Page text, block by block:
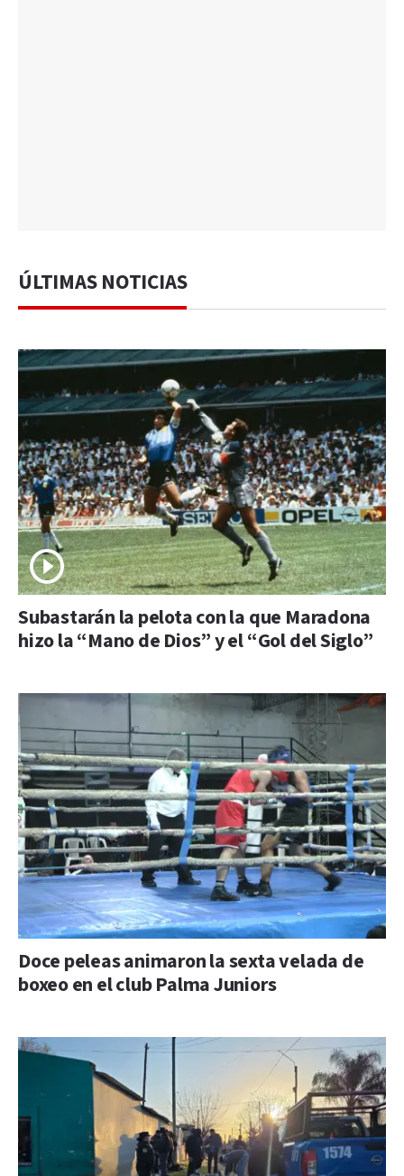
ÚLTIMAS NOTICIAS
Subastarán la pelota con la que Maradona
hizo la “Mano de Dios” y el “Gol del Siglo”
Doce peleas animaron la sexta velada de
boxeo en el club Palma Juniors